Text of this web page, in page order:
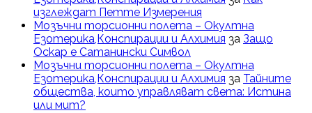
изглеждат Петте Измерения
Мозъчни торсионни полета – Окултна
Езотерика,Конспирации и Алхимия за Защо
Оскар е Сатанински Символ
Мозъчни торсионни полета – Окултна
Езотерика,Конспирации и Алхимия за Тайните
общества, които управляват света: Истина
или мит?